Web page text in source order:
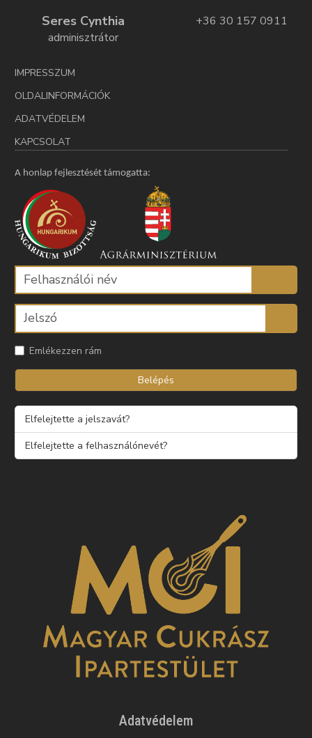
Seres Cynthia
adminisztrátor
+36 30 157 0911
IMPRESSZUM
OLDALINFORMÁCIÓK
ADATVÉDELEM
KAPCSOLAT
A honlap fejlesztését támogatta:
Emlékezzen rám
Belépés
Elfelejtette a jelszavát?
Elfelejtette a felhasználónevét?
Adatvédelem